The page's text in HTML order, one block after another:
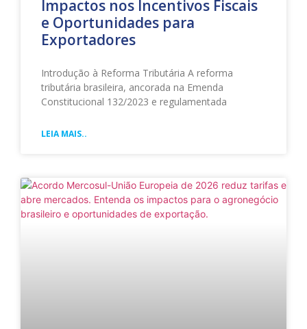
Impactos nos Incentivos Fiscais
e Oportunidades para
Exportadores
Introdução à Reforma Tributária A reforma
tributária brasileira, ancorada na Emenda
Constitucional 132/2023 e regulamentada
LEIA MAIS..